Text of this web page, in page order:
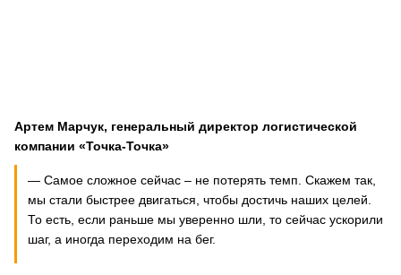
Артем Марчук, генеральный директор логистической
компании «Точка-Точка»
— Самое сложное сейчас – не потерять темп. Скажем так,
мы стали быстрее двигаться, чтобы достичь наших целей.
То есть, если раньше мы уверенно шли, то сейчас ускорили
шаг, а иногда переходим на бег.